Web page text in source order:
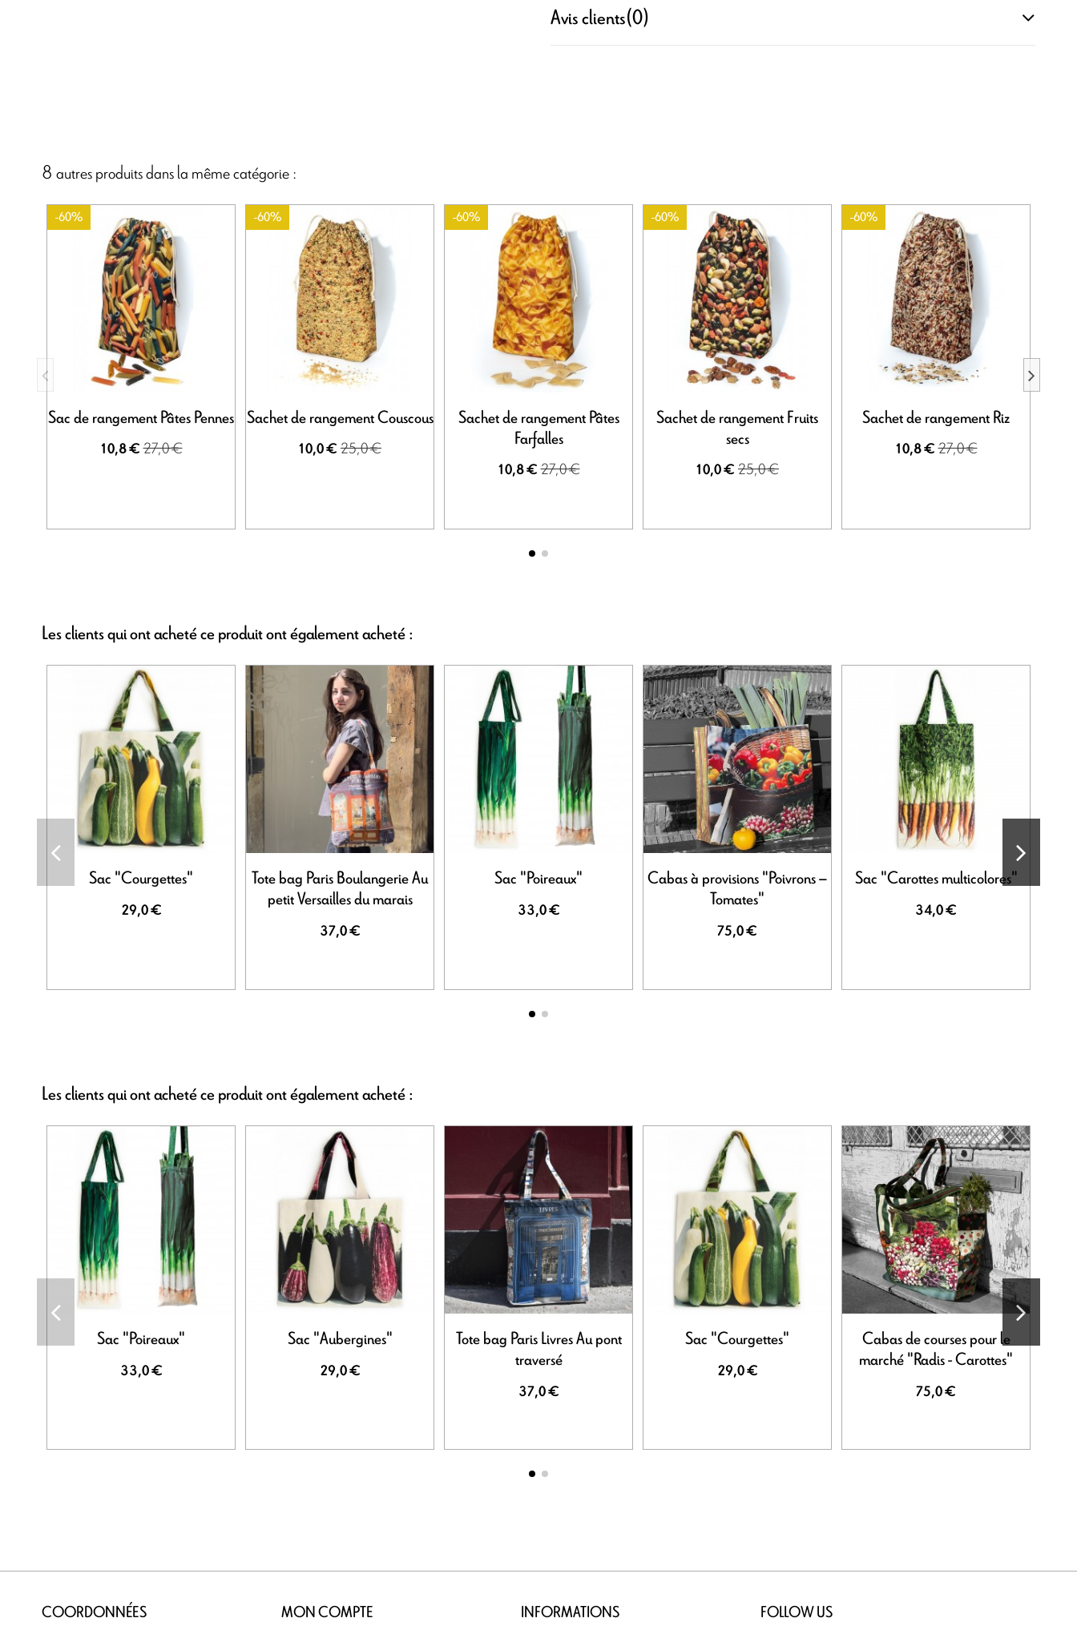
Avis clients(0)
8 autres produits dans la même catégorie :
-60%
Sac de rangement Pâtes Pennes
10,8 €27,0 €
-60%
Sachet de rangement Couscous
10,0 € 25,0 €
-60%
Sachet de rangement Pâtes
Farfalles
10,8 €27,0 €
-60%
Sachet de rangement Fruits
secs
10,0 € 25,0 €
-60%
Sachet de rangement Riz
10,8 €27,0 €
Les clients qui ont acheté ce produit ont également acheté :
Sac "Courgettes"
29,0 €
Tote bag Paris Boulangerie Au
petit Versailles du marais
37,0 €
Sac "Poireaux"
33,0 €
Cabas à provisions "Poivrons –
Tomates"
75,0 €
Sac "Carottes multicolores"
34,0 €
Les clients qui ont acheté ce produit ont également acheté :
Sac "Poireaux"
33,0 €
Sac "Aubergines"
29,0 €
Tote bag Paris Livres Au pont
traversé
37,0 €
Sac "Courgettes"
29,0 €
Cabas de courses pour le
marché "Radis - Carottes"
75,0 €
COORDONNÉES MON COMPTE INFORMATIONS FOLLOW US